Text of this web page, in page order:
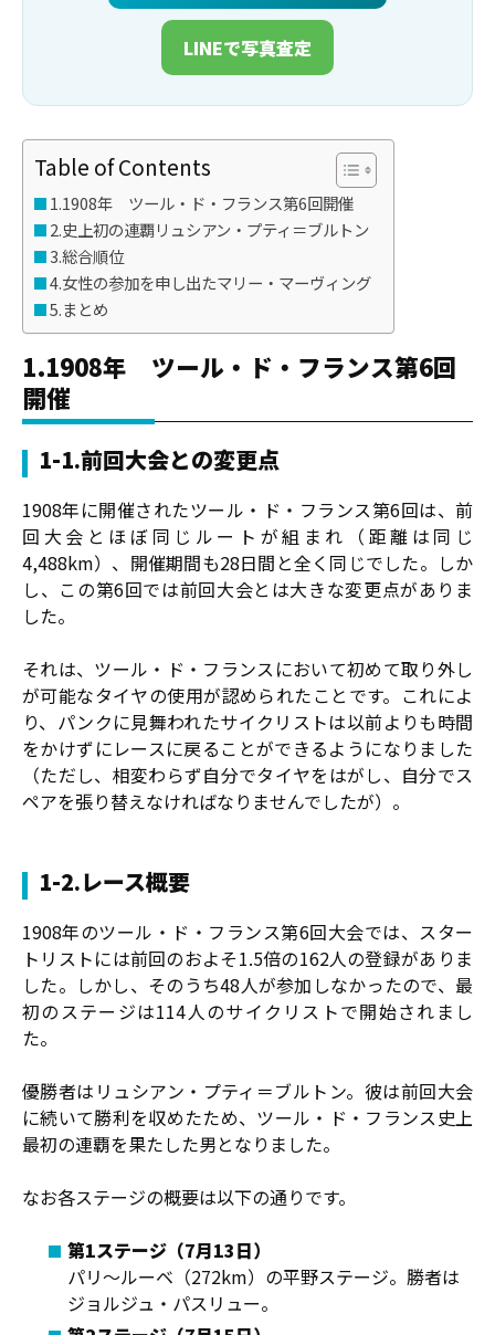
LINEで写真査定
Table of Contents
1.1908年 ツール・ド・フランス第6回開催
2.史上初の連覇リュシアン・プティ＝ブルトン
3.総合順位
4.女性の参加を申し出たマリー・マーヴィング
5.まとめ
1.1908年 ツール・ド・フランス第6回
開催
1-1.前回大会との変更点
1908年に開催されたツール・ド・フランス第6回は、前
回大会とほぼ同じルートが組まれ（距離は同じ
4,488km）、開催期間も28日間と全く同じでした。しか
し、この第6回では前回大会とは大きな変更点がありま
した。
それは、ツール・ド・フランスにおいて初めて取り外し
が可能なタイヤの使用が認められたことです。これによ
り、パンクに見舞われたサイクリストは以前よりも時間
をかけずにレースに戻ることができるようになりました
（ただし、相変わらず自分でタイヤをはがし、自分でス
ペアを張り替えなければなりませんでしたが）。
1-2.レース概要
1908年のツール・ド・フランス第6回大会では、スター
トリストには前回のおよそ1.5倍の162人の登録がありま
した。しかし、そのうち48人が参加しなかったので、最
初のステージは114人のサイクリストで開始されまし
た。
優勝者はリュシアン・プティ＝ブルトン。彼は前回大会
に続いて勝利を収めたため、ツール・ド・フランス史上
最初の連覇を果たした男となりました。
なお各ステージの概要は以下の通りです。
第1ステージ（7月13日）
パリ〜ルーベ（272km）の平野ステージ。勝者は
ジョルジュ・パスリュー。